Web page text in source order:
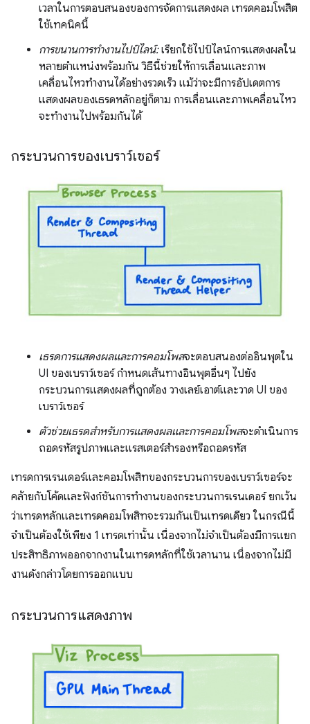
เวลาในการตอบสนองของการจัดการแสดงผล เทรดคอมโพสิต
ใช้เทคนิคนี้
การขนานการทำงานไปป์ไลน์:เรียกใช้ไปป์ไลน์การแสดงผลใน
หลายตำแหน่งพร้อมกัน วิธีนี้ช่วยให้การเลื่อนและภาพ
เคลื่อนไหวทำงานได้อย่างรวดเร็ว แม้ว่าจะมีการอัปเดตการ
แสดงผลของเธรดหลักอยู่ก็ตาม การเลื่อนและภาพเคลื่อนไหว
จะทำงานไปพร้อมกันได้
กระบวนการของเบราว์เซอร์
เธรดการแสดงผลและการคอมโพสจะตอบสนองต่ออินพุตใน
UI ของเบราว์เซอร์ กำหนดเส้นทางอินพุตอื่นๆ ไปยัง
กระบวนการแสดงผลที่ถูกต้อง วางเลย์เอาต์และวาด UI ของ
เบราว์เซอร์
ตัวช่วยเธรดสำหรับการแสดงผลและการคอมโพสจะดำเนินการ
ถอดรหัสรูปภาพและแรสเตอร์สำรองหรือถอดรหัส
เทรดการเรนเดอร์และคอมโพสิทของกระบวนการของเบราว์เซอร์จะ
คล้ายกับโค้ดและฟังก์ชันการทํางานของกระบวนการเรนเดอร์ ยกเว้น
ว่าเทรดหลักและเทรดคอมโพสิทจะรวมกันเป็นเทรดเดียว ในกรณีนี้
จำเป็นต้องใช้เพียง 1 เทรดเท่านั้น เนื่องจากไม่จำเป็นต้องมีการแยก
ประสิทธิภาพออกจากงานในเทรดหลักที่ใช้เวลานาน เนื่องจากไม่มี
งานดังกล่าวโดยการออกแบบ
กระบวนการแสดงภาพ